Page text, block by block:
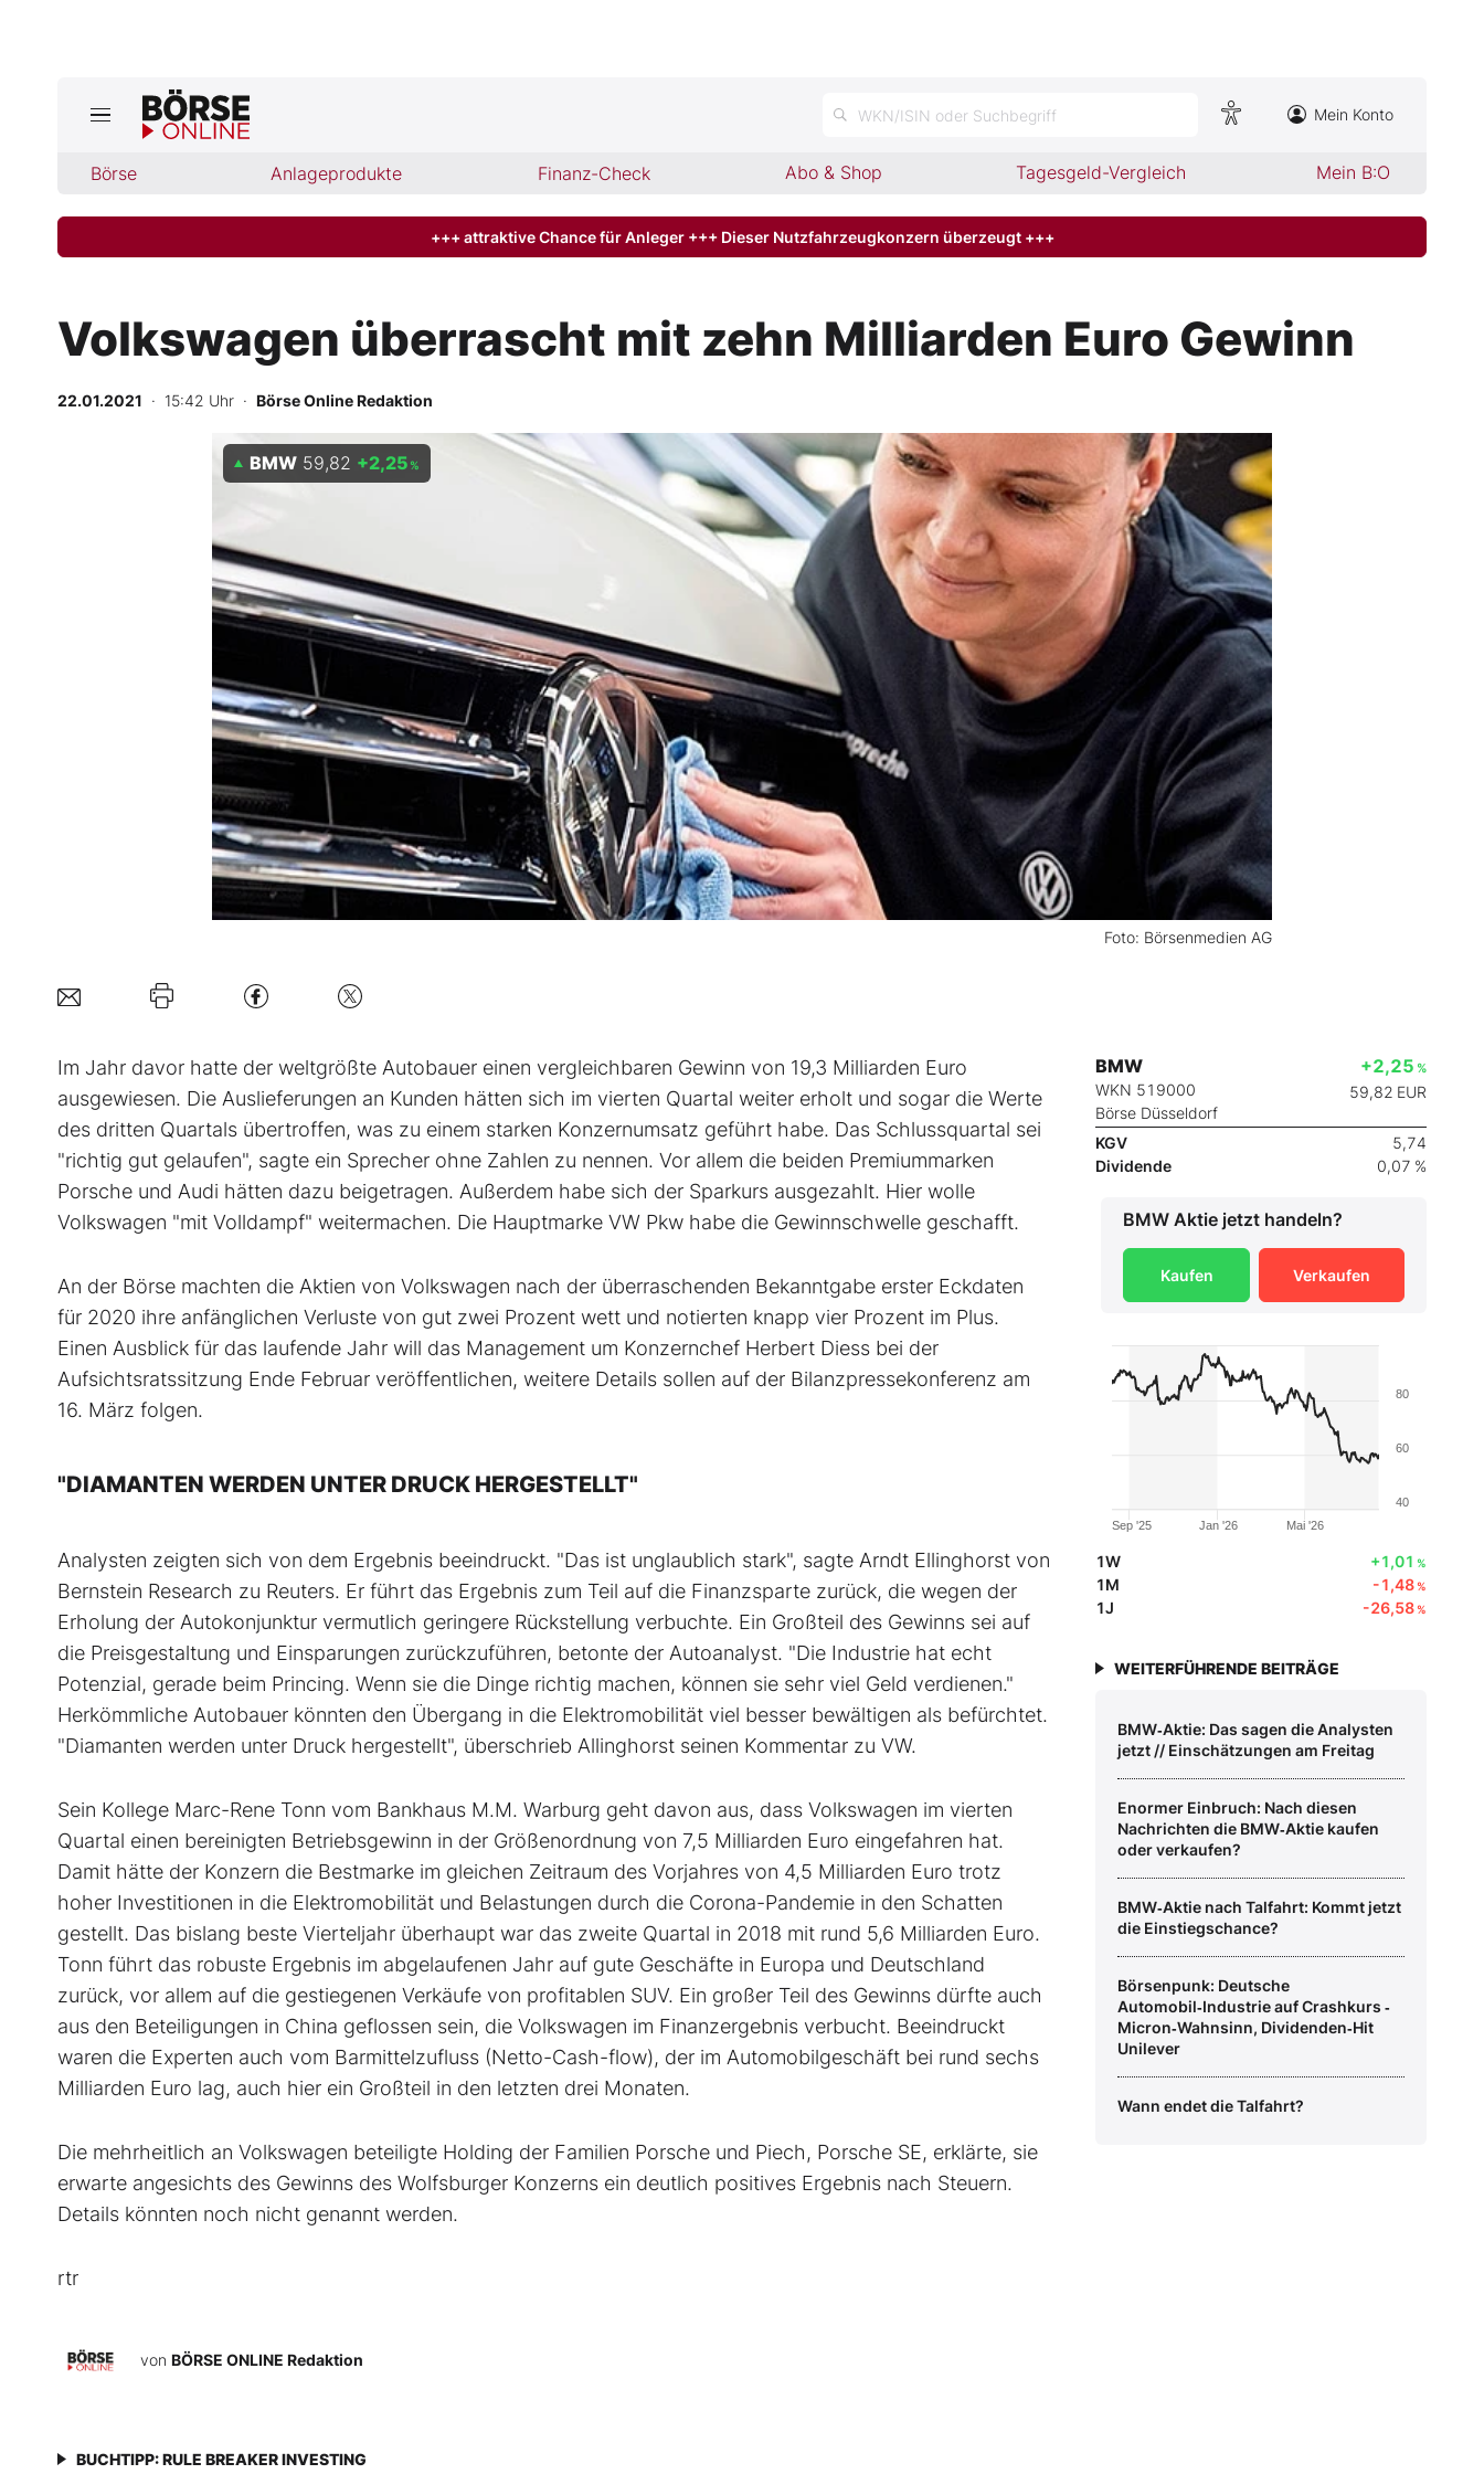
WKN/ISIN oder Suchbegriff Mein Konto
Börse Anlageprodukte Finanz-Check Abo & Shop Tagesgeld-Vergleich Mein B:O
Jetzt aktuelle Ausgabe BÖRSE ONLINE lesen
Finanz-Check
Abo & Shop
BO-Musterdepots
Mein B:O
Mein Konto
Folgen Sie uns
Kontakt
+++ attraktive Chance für Anleger +++ Dieser Nutzfahrzeugkonzern überzeugt +++
Volkswagen überrascht mit zehn Milliarden Euro Gewinn
22.01.2021 · 15:42 Uhr · Börse Online Redaktion
Foto: Börsenmedien AG
BMW 59,82 +2,25 %
Im Jahr davor hatte der weltgrößte Autobauer einen vergleichbaren Gewinn von 19,3 Milliarden Euro
ausgewiesen. Die Auslieferungen an Kunden hätten sich im vierten Quartal weiter erholt und sogar die Werte
des dritten Quartals übertroffen, was zu einem starken Konzernumsatz geführt habe. Das Schlussquartal sei
"richtig gut gelaufen", sagte ein Sprecher ohne Zahlen zu nennen. Vor allem die beiden Premiummarken
Porsche und Audi hätten dazu beigetragen. Außerdem habe sich der Sparkurs ausgezahlt. Hier wolle
Volkswagen "mit Volldampf" weitermachen. Die Hauptmarke VW Pkw habe die Gewinnschwelle geschafft.
An der Börse machten die Aktien von Volkswagen nach der überraschenden Bekanntgabe erster Eckdaten
für 2020 ihre anfänglichen Verluste von gut zwei Prozent wett und notierten knapp vier Prozent im Plus.
Einen Ausblick für das laufende Jahr will das Management um Konzernchef Herbert Diess bei der
Aufsichtsratssitzung Ende Februar veröffentlichen, weitere Details sollen auf der Bilanzpressekonferenz am
16. März folgen.
"DIAMANTEN WERDEN UNTER DRUCK HERGESTELLT"
Analysten zeigten sich von dem Ergebnis beeindruckt. "Das ist unglaublich stark", sagte Arndt Ellinghorst von
Bernstein Research zu Reuters. Er führt das Ergebnis zum Teil auf die Finanzsparte zurück, die wegen der
Erholung der Autokonjunktur vermutlich geringere Rückstellung verbuchte. Ein Großteil des Gewinns sei auf
die Preisgestaltung und Einsparungen zurückzuführen, betonte der Autoanalyst. "Die Industrie hat echt
Potenzial, gerade beim Princing. Wenn sie die Dinge richtig machen, können sie sehr viel Geld verdienen."
Herkömmliche Autobauer könnten den Übergang in die Elektromobilität viel besser bewältigen als befürchtet.
"Diamanten werden unter Druck hergestellt", überschrieb Allinghorst seinen Kommentar zu VW.
Sein Kollege Marc-Rene Tonn vom Bankhaus M.M. Warburg geht davon aus, dass Volkswagen im vierten
Quartal einen bereinigten Betriebsgewinn in der Größenordnung von 7,5 Milliarden Euro eingefahren hat.
Damit hätte der Konzern die Bestmarke im gleichen Zeitraum des Vorjahres von 4,5 Milliarden Euro trotz
hoher Investitionen in die Elektromobilität und Belastungen durch die Corona-Pandemie in den Schatten
gestellt. Das bislang beste Vierteljahr überhaupt war das zweite Quartal in 2018 mit rund 5,6 Milliarden Euro.
Tonn führt das robuste Ergebnis im abgelaufenen Jahr auf gute Geschäfte in Europa und Deutschland
zurück, vor allem auf die gestiegenen Verkäufe von profitablen SUV. Ein großer Teil des Gewinns dürfte auch
aus den Beteiligungen in China geflossen sein, die Volkswagen im Finanzergebnis verbucht. Beeindruckt
waren die Experten auch vom Barmittelzufluss (Netto-Cash-flow), der im Automobilgeschäft bei rund sechs
Milliarden Euro lag, auch hier ein Großteil in den letzten drei Monaten.
Die mehrheitlich an Volkswagen beteiligte Holding der Familien Porsche und Piech, Porsche SE, erklärte, sie
erwarte angesichts des Gewinns des Wolfsburger Konzerns ein deutlich positives Ergebnis nach Steuern.
Details könnten noch nicht genannt werden.
rtr
von BÖRSE ONLINE Redaktion
BUCHTIPP: RULE BREAKER INVESTING
BMW
WKN 519000
Börse Düsseldorf
+2,25 %
59,82 EUR
KGV
5,74
Dividende
0,07 %
BMW Aktie jetzt handeln?
Kaufen Verkaufen
Jan '26
Sep '25 Mai '26
40
60
80
1W +1,01 %
1M -1,48%
1J -26,58%
WEITERFÜHRENDE BEITRÄGE
BMW‑Aktie: Das sagen die Analysten
jetzt // Einschätzungen am Freitag
Enormer Einbruch: Nach diesen
Nachrichten die BMW‑Aktie kaufen
oder verkaufen?
BMW‑Aktie nach Talfahrt: Kommt jetzt
die Einstiegschance?
Börsenpunk: Deutsche
Automobil‑Industrie auf Crashkurs ‑
Micron‑Wahnsinn, Dividenden‑Hit
Unilever
Wann endet die Talfahrt?